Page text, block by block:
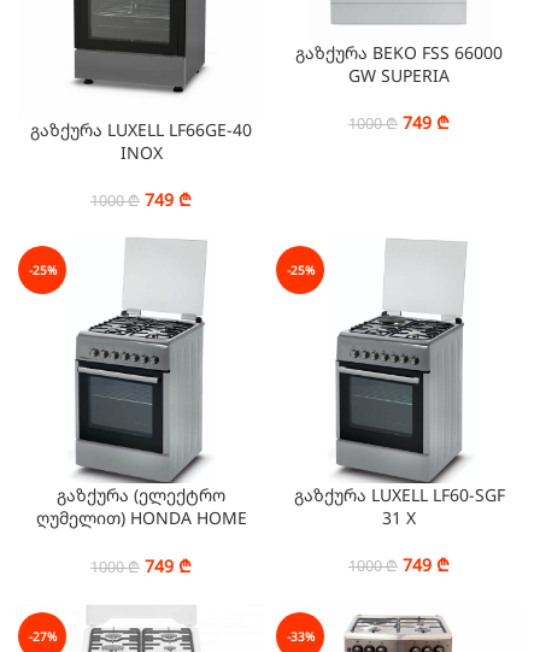
გაზქურა LUXELL LF66GE-40
INOX
1000₾ 749 ₾
გაზქურა BEKO FSS 66000
GW SUPERIA
1000₾ 749 ₾
-25%
გაზქურა (ელექტრო
ღუმელით) HONDA HOME
1000₾ 749 ₾
-25%
გაზქურა LUXELL LF60-SGF
31 X
1000₾ 749 ₾
-27% -33%